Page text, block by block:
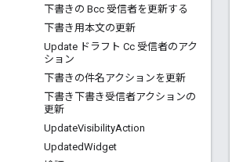
下書きの Bcc 受信者を更新する
下書き用本文の更新
Update ドラフト Cc 受信者のアク
ション
下書きの件名アクションを更新
下書き下書き受信者アクションの
更新
UpdateVisibilityAction
UpdatedWidget